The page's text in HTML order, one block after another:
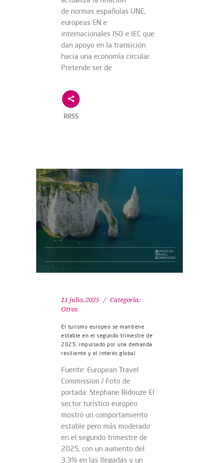
de normas españolas UNE,
europeas EN e
internacionales ISO e IEC que
dan apoyo en la transición
hacia una economía circular.
Pretende ser de
RRSS
11 julio, 2025
Categoría:
Otros
El turismo europeo se mantiene
estable en el segundo trimestre de
2025, impulsado por una demanda
resiliente y el interés global
Fuente: European Travel
Commission / Foto de
portada: Stephane Bidouze El
sector turístico europeo
mostró un comportamiento
estable pero más moderado
en el segundo trimestre de
2025, con un aumento del
3,3% en las llegadas y un